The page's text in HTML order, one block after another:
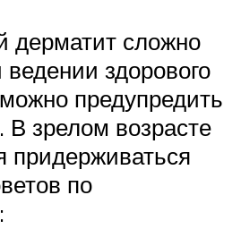
дерматит сложно
здорового
предупредить
В зрелом возрасте
придерживаться
по